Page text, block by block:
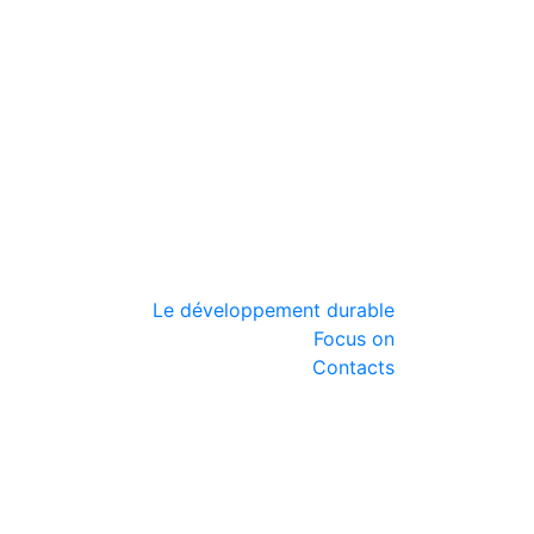
Le développement durable
Focus on
Contacts